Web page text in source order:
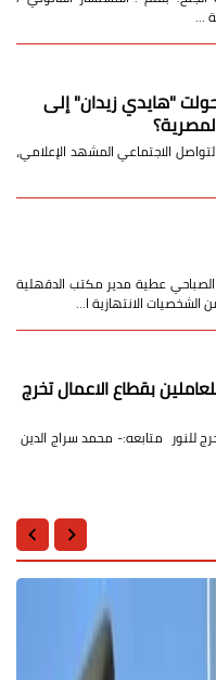
…
"هايدي زيدان" إلى
الاجتماعي المشهد الإعلامي،
عطية مدير مكتب الدقهلية
الانتهازية ا…
بقطاع الاعمال تخرج
للنور متابعه:- محمد سراج الدين